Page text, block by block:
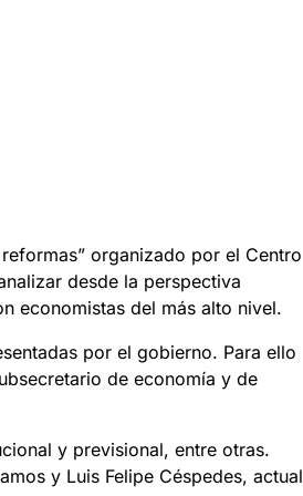
organizado por el Centro
desde la perspectiva
economistas del más alto nivel.
por el gobierno. Para ello
de economía y de
y previsional, entre otras.
y Luis Felipe Céspedes, actual